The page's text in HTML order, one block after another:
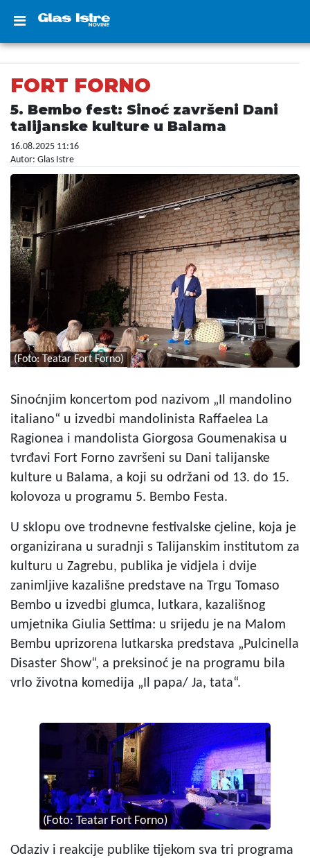
FORT FORNO
5. Bembo fest: Sinoć završeni Dani
talijanske kulture u Balama
16.08.2025 11:16
Autor: Glas Istre
(Foto: Teatar Fort Forno)
Sinoćnjim koncertom pod nazivom „Il mandolino
italiano“ u izvedbi mandolinista Raffaelea La
Ragionea i mandolista Giorgosa Goumenakisa u
tvrđavi Fort Forno završeni su Dani talijanske
kulture u Balama, a koji su održani od 13. do 15.
kolovoza u programu 5. Bembo Festa.
U sklopu ove trodnevne festivalske cjeline, koja je
organizirana u suradnji s Talijanskim institutom za
kulturu u Zagrebu, publika je vidjela i dvije
zanimljive kazališne predstave na Trgu Tomaso
Bembo u izvedbi glumca, lutkara, kazališnog
umjetnika Giulia Settima: u srijedu je na Malom
Bembu uprizorena lutkarska predstava „Pulcinella
Disaster Show“, a preksinoć je na programu bila
vrlo životna komedija „Il papa/ Ja, tata“.
(Foto: Teatar Fort Forno)
Odaziv i reakcije publike tijekom sva tri programa